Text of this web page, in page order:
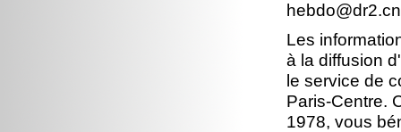
Les
à la diffusion
le service de
Paris-Centre.
1978, vous